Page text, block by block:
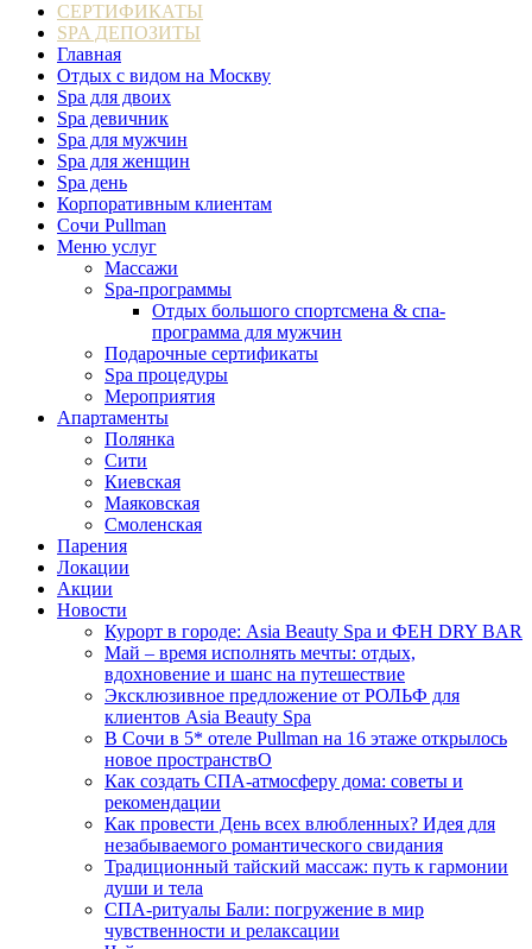
СЕРТИФИКАТЫ
SPA ДЕПОЗИТЫ
Главная
Отдых с видом на Москву
Spa для двоих
Spa девичник
Spa для мужчин
Spa для женщин
Spa день
Корпоративным клиентам
Сочи Pullman
Меню услуг
Массажи
Spa-программы
Отдых большого спортсмена & спа-
программа для мужчин
Подарочные сертификаты
Spa процедуры
Мероприятия
Апартаменты
Полянка
Сити
Киевская
Маяковская
Смоленская
Парения
Локации
Акции
Новости
Курорт в городе: Asia Beauty Spa и ФЕН DRY BAR
Май – время исполнять мечты: отдых,
вдохновение и шанс на путешествие
Эксклюзивное предложение от РОЛЬФ для
клиентов Asia Beauty Spa
В Сочи в 5* отеле Pullman на 16 этаже открылось
новое пространствО
Как создать СПА-атмосферу дома: советы и
рекомендации
Как провести День всех влюбленных? Идея для
незабываемого романтического свидания
Традиционный тайский массаж: путь к гармонии
души и тела
СПА-ритуалы Бали: погружение в мир
чувственности и релаксации